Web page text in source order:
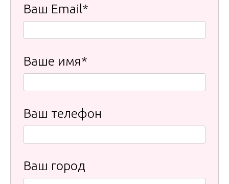
Ваш Email*
Ваше имя*
Ваш телефон
Ваш город